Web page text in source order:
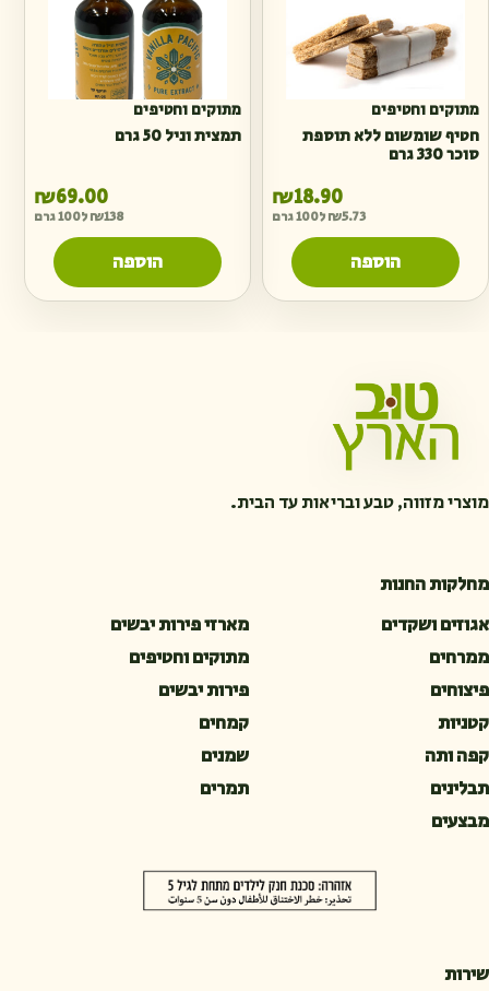
מתוקים וחטיפים
חטיף שומשום ללא תוספת
סוכר 330 גרם
₪18.90
₪5.73 ל100 גרם
הוספה
מתוקים וחטיפים
תמצית וניל 50 גרם
₪69.00
₪138 ל100 גרם
הוספה
מוצרי מזווה, טבע ובריאות עד הבית.
מחלקות החנות
אגוזים ושקדים
מארזי פירות יבשים
ממרחים
מתוקים וחטיפים
פיצוחים
פירות יבשים
קטניות
קמחים
קפה ותה
שמנים
תבלינים
תמרים
מבצעים
שירות